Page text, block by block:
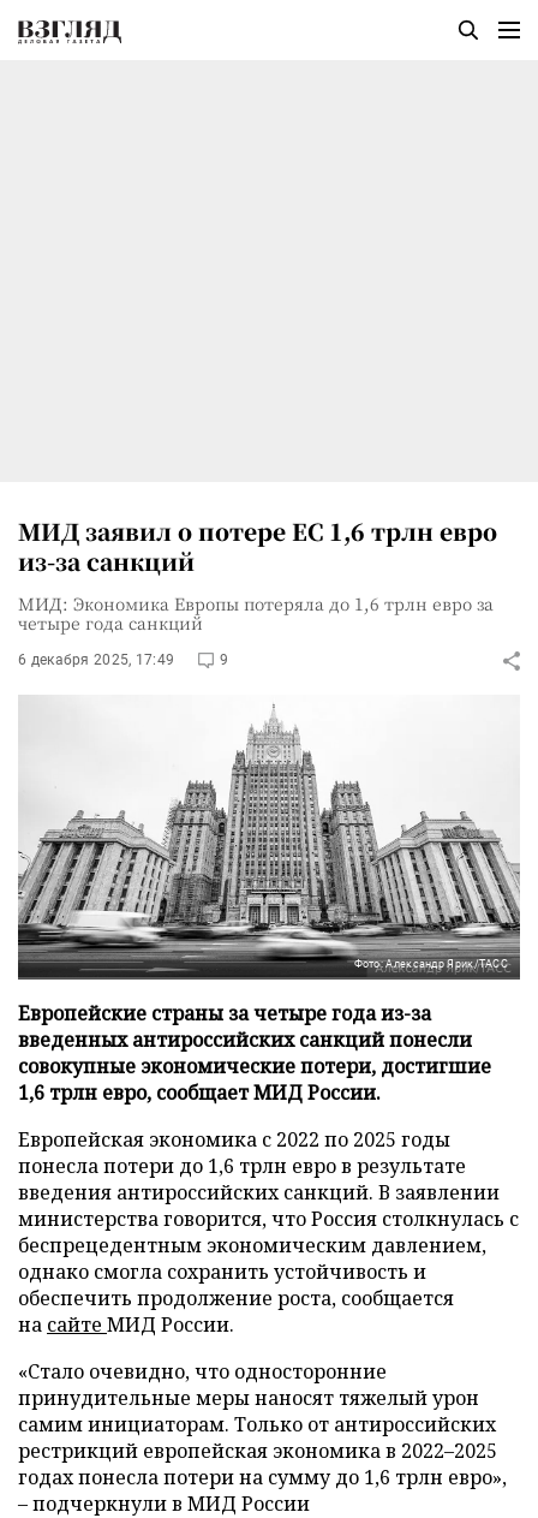
МИД заявил о потере ЕС 1,6 трлн евро
из-за санкций
МИД: Экономика Европы потеряла до 1,6 трлн евро за
четыре года санкций
6 декабря 2025, 17:49 9
Фото: Александр Ярик/ТАСС
Европейские страны за четыре года из-за
введенных антироссийских санкций понесли
совокупные экономические потери, достигшие
1,6 трлн евро, сообщает МИД России.
Европейская экономика с 2022 по 2025 годы
понесла потери до 1,6 трлн евро в результате
введения антироссийских санкций. В заявлении
министерства говорится, что Россия столкнулась с
беспрецедентным экономическим давлением,
однако смогла сохранить устойчивость и
обеспечить продолжение роста, сообщается
на сайте МИД России.
«Стало очевидно, что односторонние
принудительные меры наносят тяжелый урон
самим инициаторам. Только от антироссийских
рестрикций европейская экономика в 2022–2025
годах понесла потери на сумму до 1,6 трлн евро»,
– подчеркнули в МИД России